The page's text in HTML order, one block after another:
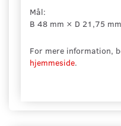
Mål:
B 48 mm × D 21,75
For mere information,
hjemmeside.